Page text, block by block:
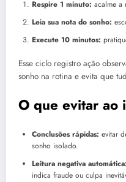
Respire 1 minuto: acalme a
Leia sua nota do sonho:
Execute 10 minutos:
Esse ciclo registro ação
sonho na rotina e evita que
O que evitar ao
Conclusões rápidas: evitar
sonho isolado.
Leitura negativa automática:
indica fraude ou culpa